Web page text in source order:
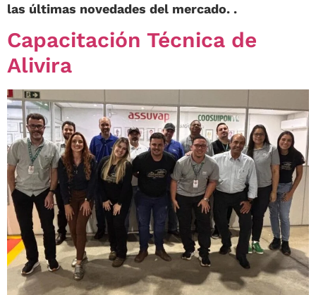
las últimas novedades del mercado. .
Capacitación Técnica de
Alivira